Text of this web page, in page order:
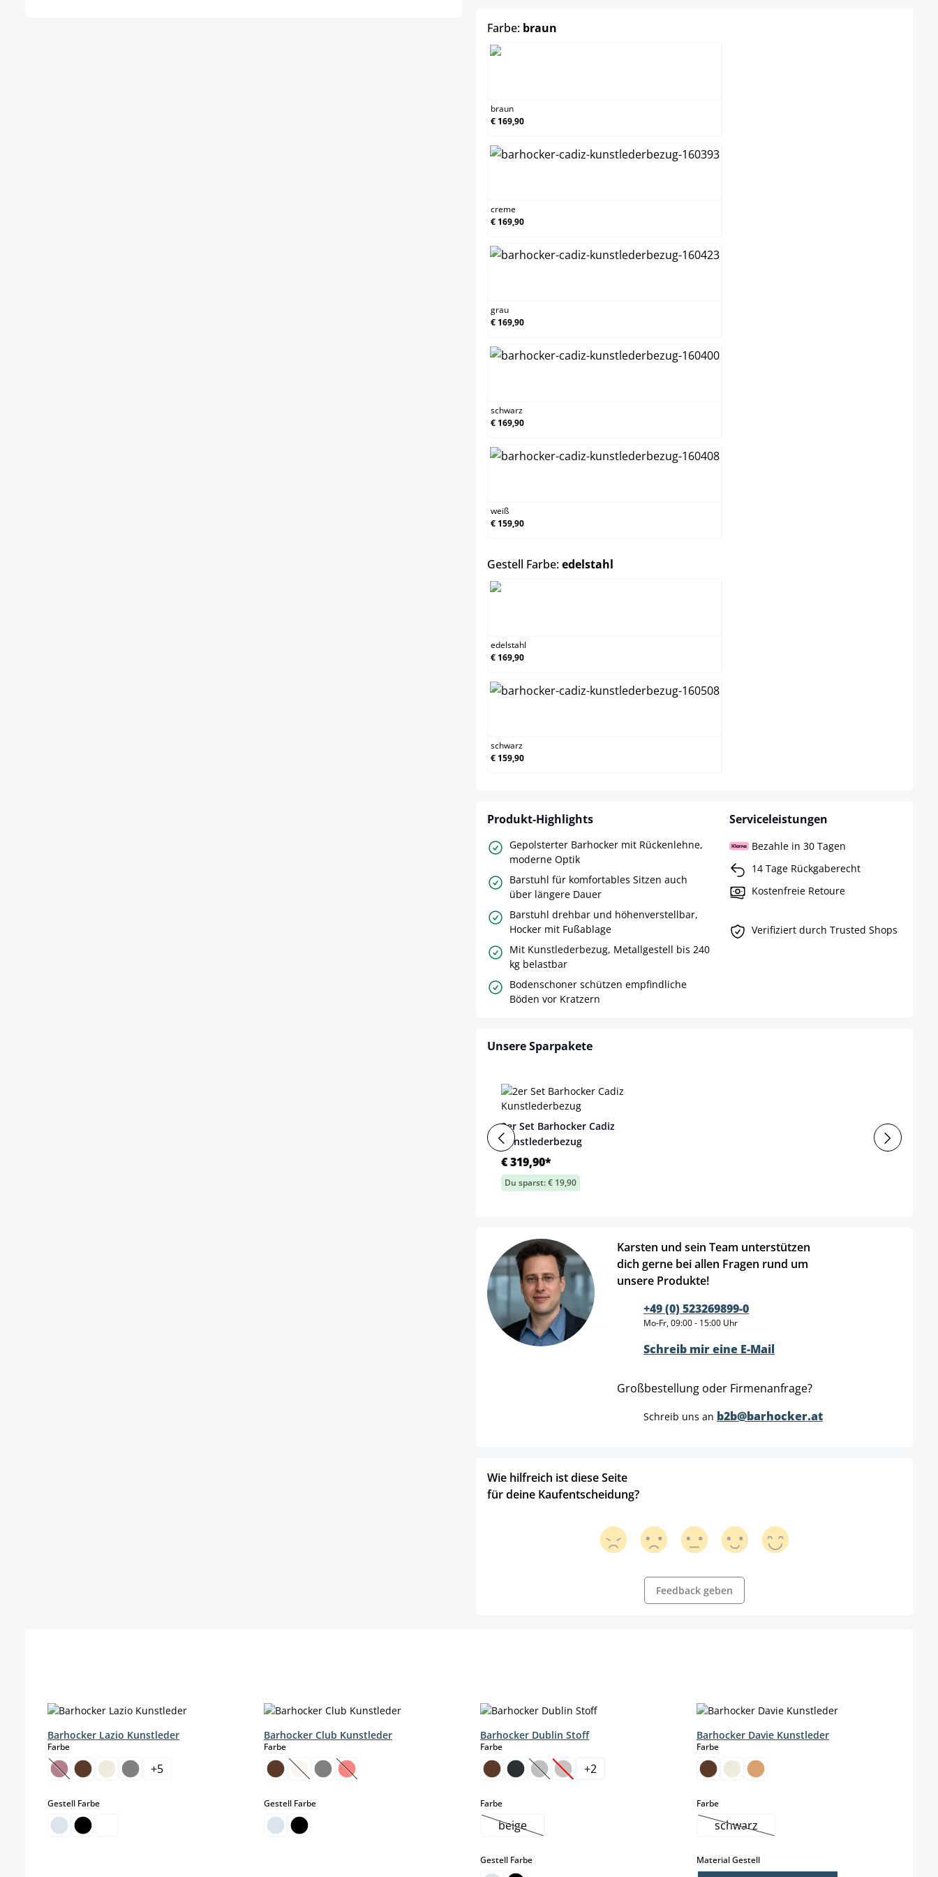
Farbe: braun
braun
€ 169,90
creme
€ 169,90
grau
€ 169,90
schwarz
€ 169,90
weiß
€ 159,90
Gestell Farbe:edelstahl
edelstahl
€ 169,90
schwarz
€ 159,90
Produkt-Highlights
Gepolsterter Barhocker mit Rückenlehne,
moderne Optik
Barstuhl für komfortables Sitzen auch
über längere Dauer
Barstuhl drehbar und höhenverstellbar,
Hocker mit Fußablage
Mit Kunstlederbezug, Metallgestell bis 240
kg belastbar
Bodenschoner schützen empfindliche
Böden vor Kratzern
Serviceleistungen
Bezahle in 30 Tagen
14 Tage Rückgaberecht
Kostenfreie Retoure
Verifiziert durch Trusted Shops
Unsere Sparpakete
2er Set Barhocker Cadiz
Kunstlederbezug
€ 319,90*
Du sparst: € 19,90
Karsten und sein Team unterstützen
dich gerne bei allen Fragen rund um
unsere Produkte!
+49 (0) 523269899-0
Mo-Fr, 09:00 - 15:00 Uhr
Schreib mir eine E-Mail
Großbestellung oder Firmenanfrage?
Schreib uns an b2b@barhocker.at
Wie hilfreich ist diese Seite
für deine Kaufentscheidung?
Feedback geben
Barhocker Lazio Kunstleder
Farbeauswählen
(Diese Option ist zurzeit nicht verfügbar.)
+5
Gestell Farbeauswählen
Barhocker Club Kunstleder
Farbeauswählen
(Diese Option ist zurzeit nicht verfügbar.)
(Diese Option ist zurzeit nicht verfügbar.)
Gestell Farbeauswählen
Barhocker Dublin Stoff
Farbeauswählen
(Diese Option ist zurzeit nicht verfügbar.)
(Diese Option ist zurzeit nicht verfügbar.)
+2
Farbeauswählen
beige(Diese Option ist zurzeit nicht verfügbar.)
Gestell Farbeauswählen
Barhocker Davie Kunstleder
Farbeauswählen
Farbeauswählen
schwarz(Diese Option ist zurzeit nicht verfügbar.)
Material Gestellauswählen